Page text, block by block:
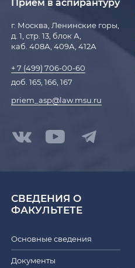
Прием в аспирантуру
г. Москва, Ленинские горы,
д. 1, стр. 13, блок А,
каб. 408А, 409А, 412А
+ 7 (499) 706-00-60
доб. 165, 166, 167
priem_asp@law.msu.ru
СВЕДЕНИЯ О
ФАКУЛЬТЕТЕ
Основные сведения
Документы